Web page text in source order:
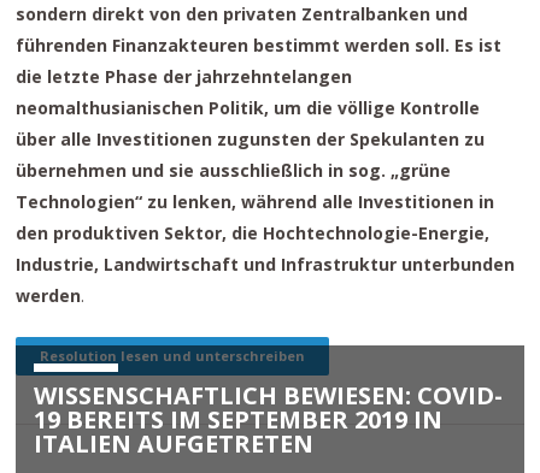
sondern direkt von den privaten Zentralbanken und
führenden Finanzakteuren bestimmt werden soll. Es ist
die letzte Phase der jahrzehntelangen
neomalthusianischen Politik, um die völlige Kontrolle
über alle Investitionen zugunsten der Spekulanten zu
übernehmen und sie ausschließlich in sog. „grüne
Technologien“ zu lenken, während alle Investitionen in
den produktiven Sektor, die Hochtechnologie-Energie,
Industrie, Landwirtschaft und Infrastruktur unterbunden
werden.
Resolution lesen und unterschreiben
WISSENSCHAFTLICH BEWIESEN: COVID-
19 BEREITS IM SEPTEMBER 2019 IN
ITALIEN AUFGETRETEN